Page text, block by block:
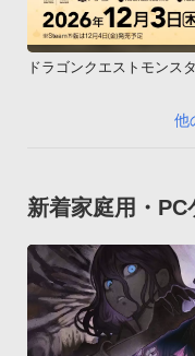
ドラゴンクエストモン
他
新着家庭用・PC